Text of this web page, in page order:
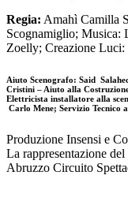
Regia: Amahì Camilla
Scognamiglio; Musica:
Zoelly; Creazione Luci:
Aiuto Scenografo: Said
Cristini – Aiuto alla
Elettricista installatore alla
Carlo Mene; Servizio Tecnico
Produzione Insensi e
La rappresentazione
Abruzzo Circuito